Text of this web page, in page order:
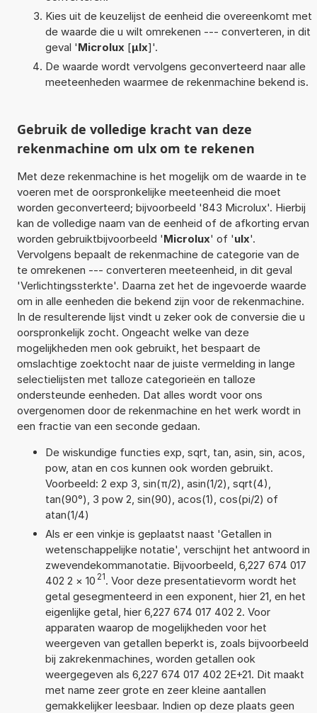
Kies uit de keuzelijst de eenheid die overeenkomt met
de waarde die u wilt omrekenen --- converteren, in dit
geval 'Microlux [µlx]'.
De waarde wordt vervolgens geconverteerd naar alle
meeteenheden waarmee de rekenmachine bekend is.
Gebruik de volledige kracht van deze
rekenmachine om ulx om te rekenen
Met deze rekenmachine is het mogelijk om de waarde in te
voeren met de oorspronkelijke meeteenheid die moet
worden geconverteerd; bijvoorbeeld '843 Microlux'. Hierbij
kan de volledige naam van de eenheid of de afkorting ervan
worden gebruiktbijvoorbeeld 'Microlux' of 'ulx'.
Vervolgens bepaalt de rekenmachine de categorie van de
te omrekenen --- converteren meeteenheid, in dit geval
'Verlichtingssterkte'. Daarna zet het de ingevoerde waarde
om in alle eenheden die bekend zijn voor de rekenmachine.
In de resulterende lijst vindt u zeker ook de conversie die u
oorspronkelijk zocht. Ongeacht welke van deze
mogelijkheden men ook gebruikt, het bespaart de
omslachtige zoektocht naar de juiste vermelding in lange
selectielijsten met talloze categorieën en talloze
ondersteunde eenheden. Dat alles wordt voor ons
overgenomen door de rekenmachine en het werk wordt in
een fractie van een seconde gedaan.
De wiskundige functies exp, sqrt, tan, asin, sin, acos,
pow, atan en cos kunnen ook worden gebruikt.
Voorbeeld: 2 exp 3, sin(π/2), asin(1/2), sqrt(4),
tan(90°), 3 pow 2, sin(90), acos(1), cos(pi/2) of
atan(1/4)
Als er een vinkje is geplaatst naast 'Getallen in
wetenschappelijke notatie', verschijnt het antwoord in
zwevendekommanotatie. Bijvoorbeeld, 6,227 674 017
402 2 × 10 21. Voor deze presentatievorm wordt het
getal gesegmenteerd in een exponent, hier 21, en het
eigenlijke getal, hier 6,227 674 017 402 2. Voor
apparaten waarop de mogelijkheden voor het
weergeven van getallen beperkt is, zoals bijvoorbeeld
bij zakrekenmachines, worden getallen ook
weergegeven als 6,227 674 017 402 2E+21. Dit maakt
met name zeer grote en zeer kleine aantallen
gemakkelijker leesbaar. Indien op deze plaats geen